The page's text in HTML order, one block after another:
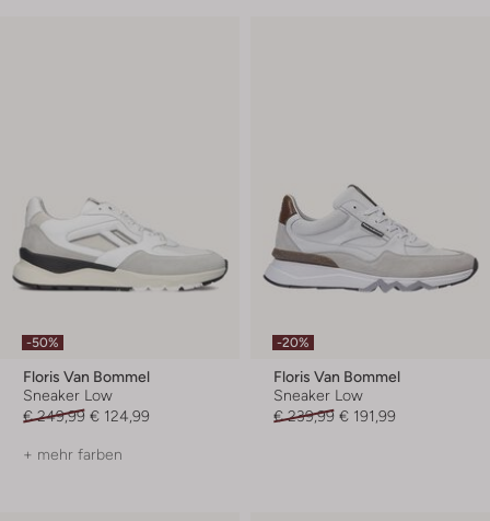
-50%
Floris Van Bommel
Sneaker Low
€ 249,99 € 124,99
+ mehr farben
-20%
Floris Van Bommel
Sneaker Low
€ 239,99 € 191,99